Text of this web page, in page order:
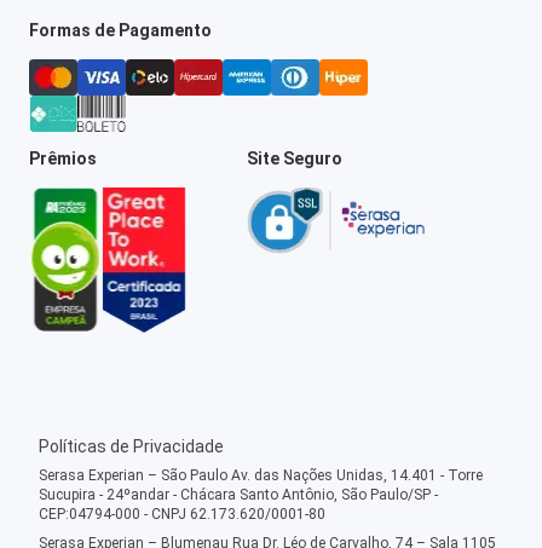
Formas de Pagamento
Prêmios Site Seguro
Políticas de Privacidade
Serasa Experian – São Paulo Av. das Nações Unidas, 14.401 - Torre
Sucupira - 24ºandar - Chácara Santo Antônio, São Paulo/SP -
CEP:04794-000 - CNPJ 62.173.620/0001-80
Serasa Experian – Blumenau Rua Dr. Léo de Carvalho, 74 – Sala 1105